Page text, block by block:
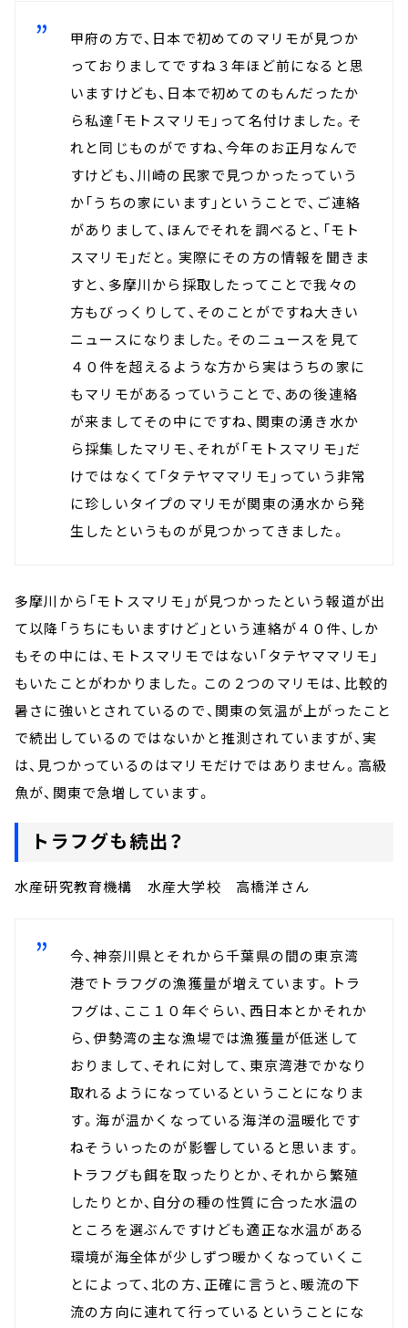
甲府の方で、日本で初めてのマリモが見つか
っておりましてですね３年ほど前になると思
いますけども、日本で初めてのもんだったか
ら私達「モトスマリモ」って名付けました。そ
れと同じものがですね、今年のお正月なんで
すけども、川崎の民家で見つかったっていう
か「うちの家にいます」ということで、ご連絡
がありまして、ほんでそれを調べると、「モト
スマリモ」だと。実際にその方の情報を聞きま
すと、多摩川から採取したってことで我々の
方もびっくりして、そのことがですね大きい
ニュースになりました。そのニュースを見て
４０件を超えるような方から実はうちの家に
もマリモがあるっていうことで、あの後連絡
が来ましてその中にですね、関東の湧き水か
ら採集したマリモ、それが「モトスマリモ」だ
けではなくて「タテヤママリモ」っていう非常
に珍しいタイプのマリモが関東の湧水から発
生したというものが見つかってきました。
多摩川から「モトスマリモ」が見つかったという報道が出
て以降「うちにもいますけど」という連絡が４０件、しか
もその中には、モトスマリモではない「タテヤママリモ」
もいたことがわかりました。この２つのマリモは、比較的
暑さに強いとされているので、関東の気温が上がったこと
で続出しているのではないかと推測されていますが、実
は、見つかっているのはマリモだけではありません。高級
魚が、関東で急増しています。
トラフグも続出？
水産研究教育機構 水産大学校 高橋洋さん
今、神奈川県とそれから千葉県の間の東京湾
港でトラフグの漁獲量が増えています。トラ
フグは、ここ１０年ぐらい、西日本とかそれか
ら、伊勢湾の主な漁場では漁獲量が低迷して
おりまして、それに対して、東京湾港でかなり
取れるようになっているということになりま
す。海が温かくなっている海洋の温暖化です
ねそういったのが影響していると思います。
トラフグも餌を取ったりとか、それから繁殖
したりとか、自分の種の性質に合った水温の
ところを選ぶんですけども適正な水温がある
環境が海全体が少しずつ暖かくなっていくこ
とによって、北の方、正確に言うと、暖流の下
流の方向に連れて行っているということにな